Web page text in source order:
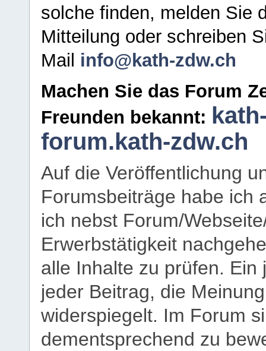
solche finden, melden Sie
Mitteilung oder schreiben
Mail info@kath-zdw.ch
Machen Sie das Forum
Freunden bekannt:
forum.kath-zdw.ch
Auf die Veröffentlichung
Forumsbeiträge habe ich
ich nebst Forum/
Erwerbstätigkeit
alle Inhalte zu prüfen.
jeder Beitrag, die
widerspiegelt. Im Forum
dementsprechend zu